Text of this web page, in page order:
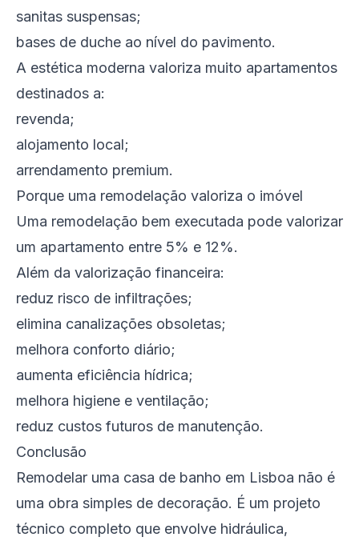
sanitas suspensas;
bases de duche ao nível do pavimento.
A estética moderna valoriza muito apartamentos
destinados a:
revenda;
alojamento local;
arrendamento premium.
Porque uma remodelação valoriza o imóvel
Uma remodelação bem executada pode valorizar
um apartamento entre 5% e 12%.
Além da valorização financeira:
reduz risco de infiltrações;
elimina canalizações obsoletas;
melhora conforto diário;
aumenta eficiência hídrica;
melhora higiene e ventilação;
reduz custos futuros de manutenção.
Conclusão
Remodelar uma casa de banho em Lisboa não é
uma obra simples de decoração. É um projeto
técnico completo que envolve hidráulica,